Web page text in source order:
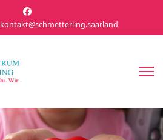
kontakt@schmetterling.saarland